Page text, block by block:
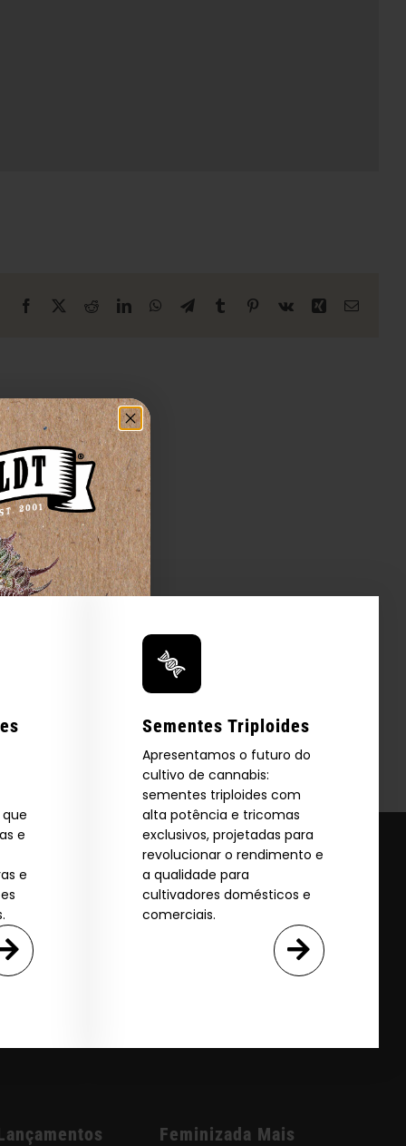
Facebook RedditLinkedInWhatsAppTelegrama
Tumblr Pinterest
Vk Xing E-
e
e
Sementes Triploides
Apresentamos o futuro do
cultivo de cannabis:
sementes triploides com
alta potência e tricomas
exclusivos, projetadas para
revolucionar o rendimento e
a qualidade para
cultivadores domésticos e
comerciais.
Feminizada Mais